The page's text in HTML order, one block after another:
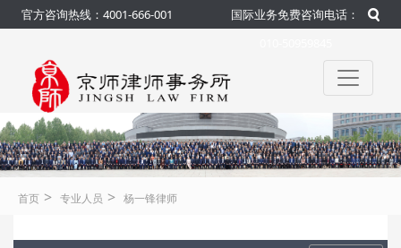
官方咨询热线：4001-666-001
国际业务免费咨询电话：
首页 > 专业人员 > 杨一锋律师